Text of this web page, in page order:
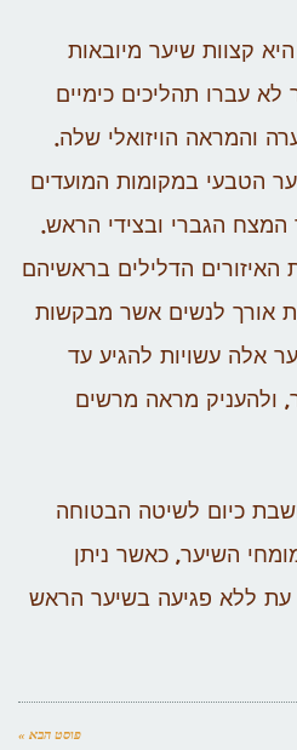
קצוות שיער מיובאות
עברו תהליכים כימיים
והמראה הויזואלי שלה.
הטבעי במקומות המועדים
המצח הגברי ובצידי הראש.
הדלילים בראשיהם
אורך לנשים אשר מבקשות
אלה עשויות להגיע עד
סנטימטר, ולהעניק מראה מרשים
כיום לשיטה הבטוחה
השיער, כאשר ניתן
ללא פגיעה בשיער הראש
פוסט הבא »